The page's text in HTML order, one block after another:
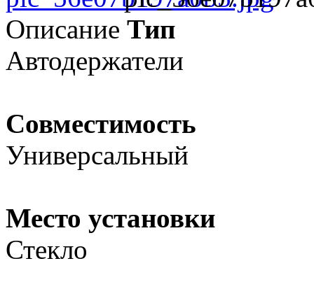
Описание Тип
Автодержатели
Совместимость
Универсальный
Место установки
Стекло